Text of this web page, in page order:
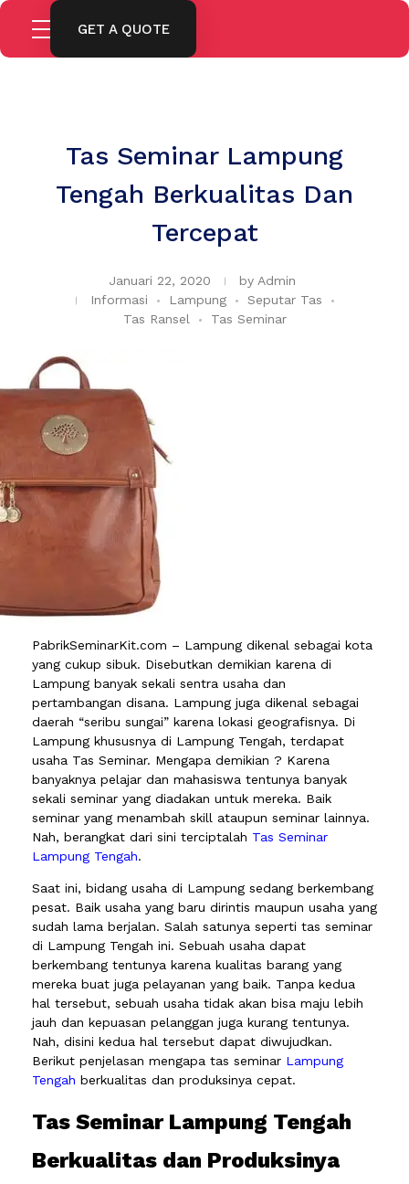
GET A QUOTE
Tas Seminar Lampung
Tengah Berkualitas Dan
Tercepat
Januari 22, 2020 by Admin
Informasi
Lampung
Seputar Tas
Tas Ransel
Tas Seminar
PabrikSeminarKit.com – Lampung dikenal sebagai kota
yang cukup sibuk. Disebutkan demikian karena di
Lampung banyak sekali sentra usaha dan
pertambangan disana. Lampung juga dikenal sebagai
daerah “seribu sungai” karena lokasi geografisnya. Di
Lampung khususnya di Lampung Tengah, terdapat
usaha Tas Seminar. Mengapa demikian ? Karena
banyaknya pelajar dan mahasiswa tentunya banyak
sekali seminar yang diadakan untuk mereka. Baik
seminar yang menambah skill ataupun seminar lainnya.
Nah, berangkat dari sini terciptalah Tas Seminar
Lampung Tengah.
Saat ini, bidang usaha di Lampung sedang berkembang
pesat. Baik usaha yang baru dirintis maupun usaha yang
sudah lama berjalan. Salah satunya seperti tas seminar
di Lampung Tengah ini. Sebuah usaha dapat
berkembang tentunya karena kualitas barang yang
mereka buat juga pelayanan yang baik. Tanpa kedua
hal tersebut, sebuah usaha tidak akan bisa maju lebih
jauh dan kepuasan pelanggan juga kurang tentunya.
Nah, disini kedua hal tersebut dapat diwujudkan.
Berikut penjelasan mengapa tas seminar Lampung
Tengah berkualitas dan produksinya cepat.
Tas Seminar Lampung Tengah
Berkualitas dan Produksinya